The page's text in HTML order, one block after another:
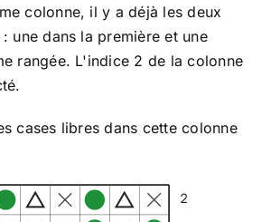
colonne, il y a déjà les deux
une dans la première et une
rangée. L'indice 2 de la colonne
cases libres dans cette colonne